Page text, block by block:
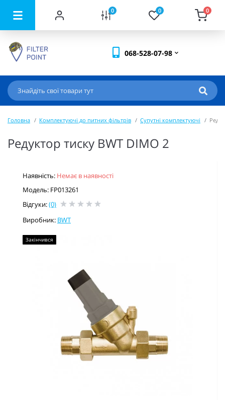
0 0 0
068-528-07-98
Головна Комплектуючі до питних фільтрів Супутні комплектуючі
Редуктор тиску BWT DIMO 2
Наявність: Немає в наявності
Модель: FP013261
Відгуки:(0)
Виробник: BWT
Закінчився